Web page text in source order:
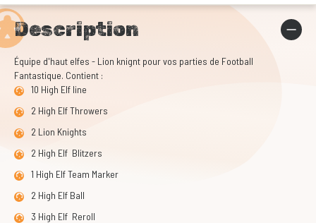
Description
Équipe d'haut elfes - Lion knignt pour vos parties de Football
Fantastique. Contient :
10 High Elf line
2 High Elf Throwers
2 Lion Knights
2 High Elf Blitzers
1 High Elf Team Marker
2 High Elf Ball
3 High Elf Reroll